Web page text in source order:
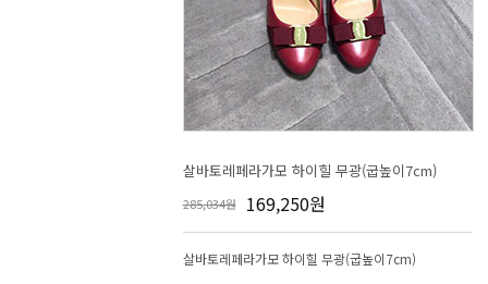
살바토레페라가모 하이힐 무광(굽높이7cm)
285,034원 169,250원
살바토레페라가모 하이힐 무광(굽높이7cm)